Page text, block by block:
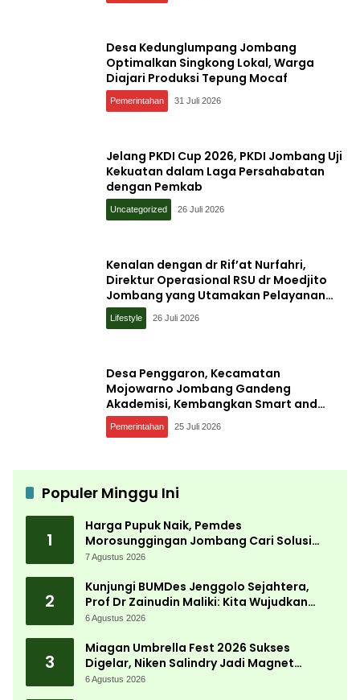
Desa Kedunglumpang Jombang
Optimalkan Singkong Lokal, Warga
Diajari Produksi Tepung Mocaf
Pemerintahan 31 Juli 2026
Jelang PKDI Cup 2026, PKDI Jombang Uji
Kekuatan dalam Laga Persahabatan
dengan Pemkab
Uncategorized 26 Juli 2026
Kenalan dengan dr Rif’at Nurfahri,
Direktur Operasional RSU dr Moedjito
Jombang yang Utamakan Pelayanan
Ilmiah
Lifestyle 26 Juli 2026
Desa Penggaron, Kecamatan
Mojowarno Jombang Gandeng
Akademisi, Kembangkan Smart and
Sustainable Village, Ini Tujuannya
Pemerintahan 25 Juli 2026
Populer Minggu Ini
1
Harga Pupuk Naik, Pemdes
Morosunggingan Jombang Cari Solusi
Lewat Kajian Akademik
7 Agustus 2026
2
Kunjungi BUMDes Jenggolo Sejahtera,
Prof Dr Zainudin Maliki: Kita Wujudkan
Kemandirian Ekonomi dengan Potensi
6 Agustus 2026
3
Miagan Umbrella Fest 2026 Sukses
Digelar, Niken Salindry Jadi Magnet
Ribuan Pengunjung
6 Agustus 2026